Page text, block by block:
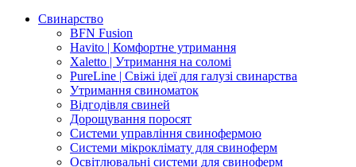
Свинарство
BFN Fusion
Havito | Комфортне утримання
Xaletto | Утримання на соломі
PureLine | Свіжі ідеї для галузі свинарства
Утримання свиноматок
Відгодівля свиней
Дорощування поросят
Системи управління свинофермою
Системи мікроклімату для свиноферм
Освітлювальні системи для свиноферм